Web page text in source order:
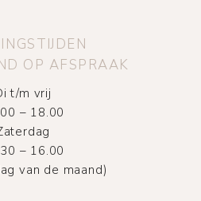
OP AFSPRAAK
t/m vrij
– 18.00
– 16.00
van de maand)